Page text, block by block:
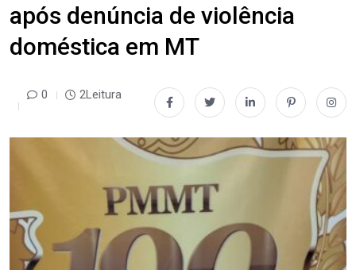
após denúncia de violência
doméstica em MT
0 2Leitura